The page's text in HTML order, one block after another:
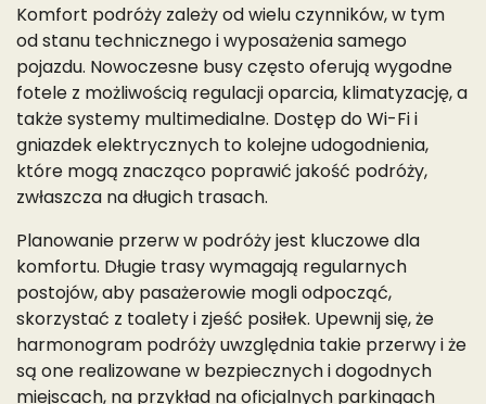
Komfort podróży zależy od wielu czynników, w tym
od stanu technicznego i wyposażenia samego
pojazdu. Nowoczesne busy często oferują wygodne
fotele z możliwością regulacji oparcia, klimatyzację, a
także systemy multimedialne. Dostęp do Wi-Fi i
gniazdek elektrycznych to kolejne udogodnienia,
które mogą znacząco poprawić jakość podróży,
zwłaszcza na długich trasach.
Planowanie przerw w podróży jest kluczowe dla
komfortu. Długie trasy wymagają regularnych
postojów, aby pasażerowie mogli odpocząć,
skorzystać z toalety i zjeść posiłek. Upewnij się, że
harmonogram podróży uwzględnia takie przerwy i że
są one realizowane w bezpiecznych i dogodnych
miejscach, na przykład na oficjalnych parkingach